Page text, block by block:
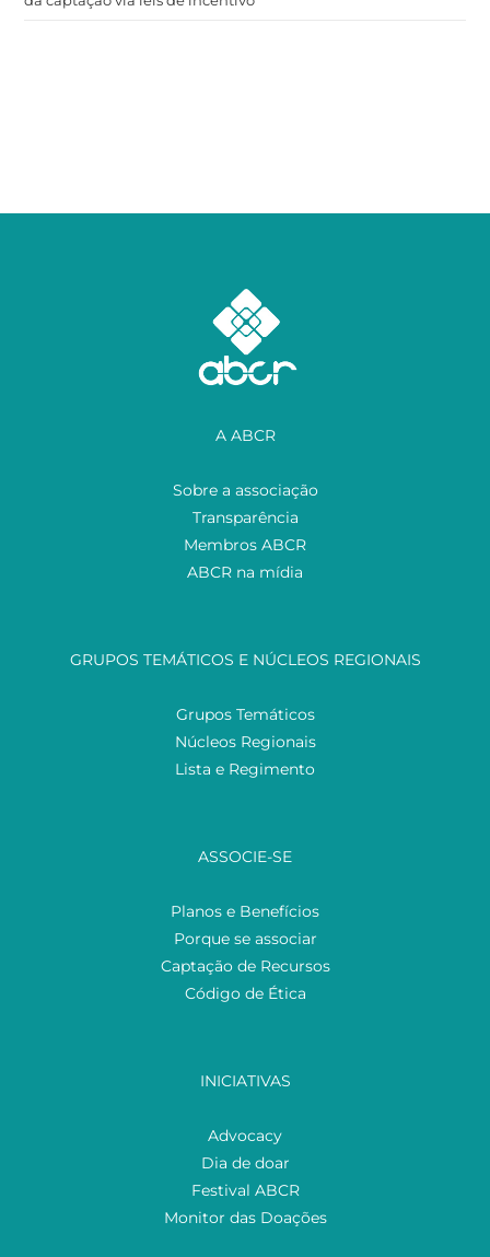
A ABCR
Sobre a associação
Transparência
Membros ABCR
ABCR na mídia
GRUPOS TEMÁTICOS E NÚCLEOS REGIONAIS
Grupos Temáticos
Núcleos Regionais
Lista e Regimento
ASSOCIE-SE
Planos e Benefícios
Porque se associar
Captação de Recursos
Código de Ética
INICIATIVAS
Advocacy
Dia de doar
Festival ABCR
Monitor das Doações